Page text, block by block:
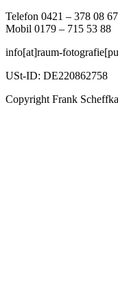
Telefon 0421 – 378 08 67
Mobil 0179 – 715 53 88
info[at]raum-
USt-ID: DE220862758
Copyright Frank